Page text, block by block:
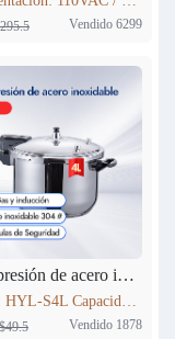
Vendido 6299
Olla a presión de acero inoxidable 4L Haitech HYL-S4L
Modelo: HYL-S4L Capacidad: 4L Diámetro del producto (milímetro): 20cm Altura del producto (milímetro): 137mm Materiales: acero inoxidable 304 # Utilizables tanto para Cocinas a Gas como para Cocinas de Inducción
Vendido 1878